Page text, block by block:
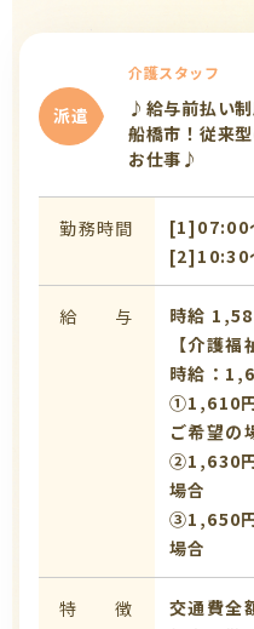
派遣
介護スタッフ
♪給与前払い
船橋市！従来
お仕事♪
勤務時間
[1]07:00
[2]10:30
給 与
時給
【介
時給：
①1,610
ご希望の
➁1,630
場合
③1,650
場合
特 徴 交通費全